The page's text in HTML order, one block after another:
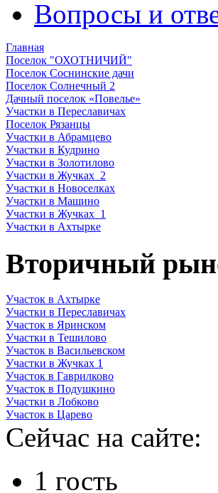
Вопросы и
Главная
Поселок "ОХОТНИЧИЙ"
Поселок Соснинские дачи
Поселок Солнечный 2
Дачный поселок «Повелье»
Участки в Переславичах
Поселок Рязанцы
Участки в Абрамцево
Участки в Кудрино
Участки в Золотилово
Участки в Жучках_2
Участки в Новоселках
Участки в Машино
Участки в Жучках_1
Участки в Ахтырке
Вторичный
Участок в Ахтырке
Участки в Переславичах
Участок в Яринском
Участки в Тешилово
Участок в Васильевском
Участки в Жучках 1
Участок в Гаврилково
Участок в Подушкино
Участки в Лобково
Участок в Царево
Сейчас на сайте:
1 гость